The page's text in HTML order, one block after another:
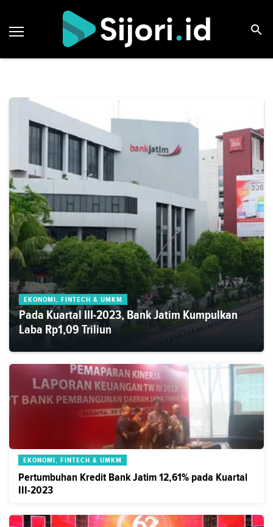
EKONOMI, FINTECH & UMKM
Pada Kuartal III-2023, Bank Jatim Kumpulkan
Laba Rp1,09 Triliun
EKONOMI, FINTECH & UMKM
Pertumbuhan Kredit Bank Jatim 12,61% pada Kuartal
III-2023